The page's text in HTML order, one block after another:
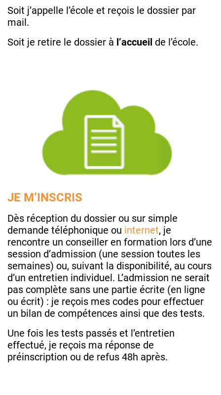
Soit j’appelle l’école et reçois le dossier par
mail.
Soit je retire le dossier à l’accueil de l’école.
JE M’INSCRIS
Dès réception du dossier ou sur simple
demande téléphonique ou internet, je
rencontre un conseiller en formation lors d’une
session d’admission (une session toutes les
semaines) ou, suivant la disponibilité, au cours
d’un entretien individuel. L’admission ne serait
pas complète sans une partie écrite (en ligne
ou écrit) : je reçois mes codes pour effectuer
un bilan de compétences ainsi que des tests.
Une fois les tests passés et l’entretien
effectué, je reçois ma réponse de
préinscription ou de refus 48h après.